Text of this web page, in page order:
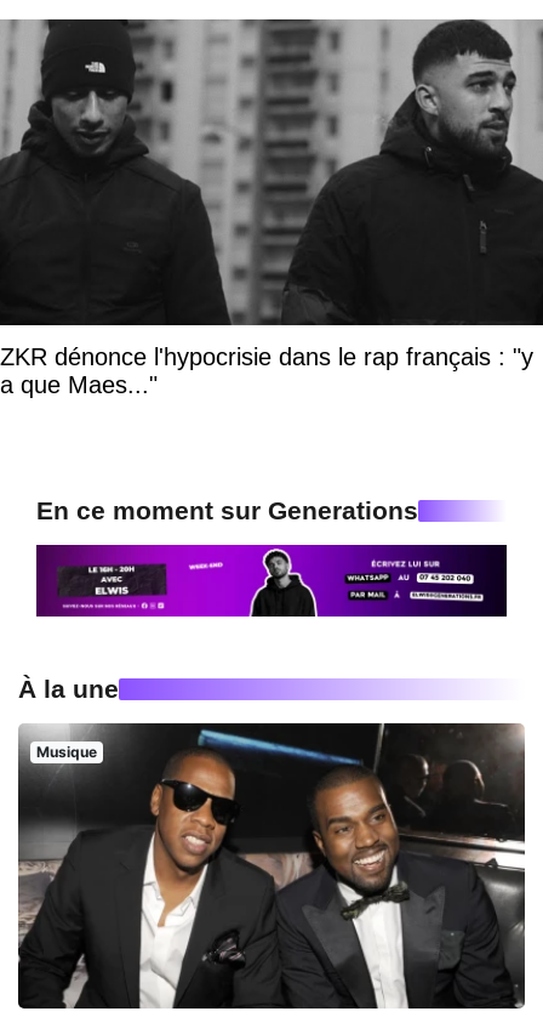
ZKR dénonce l'hypocrisie dans le rap français : "y
a que Maes..."
En ce moment sur Generations
À la une
Musique